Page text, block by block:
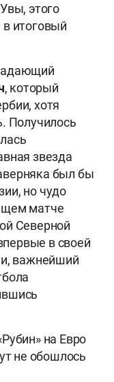
этого
итоговый
, который
хотя
Получилось
звезда
был бы
но чудо
матче
Северной
в своей
важнейший
на Евро
не обошлось